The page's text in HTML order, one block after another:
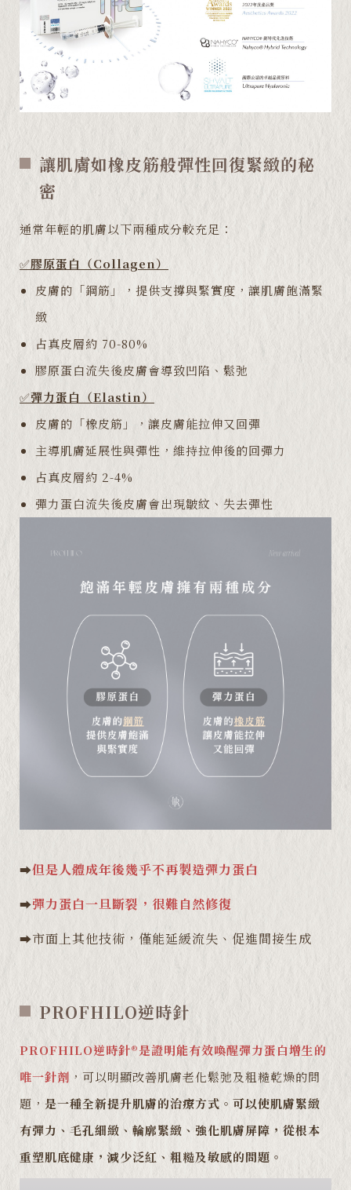
讓肌膚如橡皮筋般彈性回復緊緻的秘
密
通常年輕的肌膚以下兩種成分較充足：
✅膠原蛋白（Collagen）
皮膚的「鋼筋」，提供支撐與緊實度，讓肌膚飽滿緊
緻
占真皮層約 70-80%
膠原蛋白流失後皮膚會導致凹陷、鬆弛
✅彈力蛋白（Elastin）
皮膚的「橡皮筋」，讓皮膚能拉伸又回彈
主導肌膚延展性與彈性，維持拉伸後的回彈力
占真皮層約 2-4%
彈力蛋白流失後皮膚會出現皺紋、失去彈性
➡️但是人體成年後幾乎不再製造彈力蛋白
➡️彈力蛋白一旦斷裂，很難自然修復
➡️市面上其他技術，僅能延緩流失、促進間接生成
PROFHILO逆時針
PROFHILO逆時針®是證明能有效喚醒彈力蛋白增生的
唯一針劑 ，可以明顯改善肌膚老化鬆弛及粗糙乾燥的問
題， 是一種全新提升肌膚的治療方式。可以使肌膚緊緻
有彈力、毛孔細緻、輪廓緊緻、強化肌膚屏障，從根本
重塑肌底健康，減少泛紅、粗糙及敏感的問題。